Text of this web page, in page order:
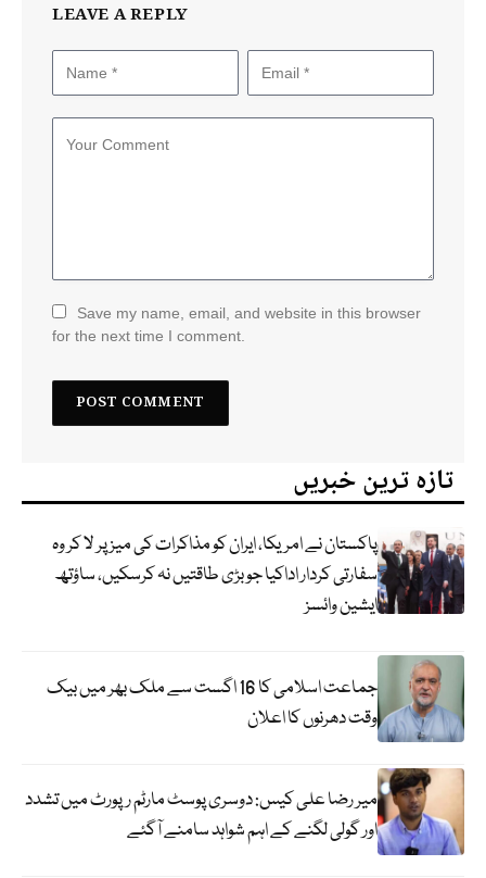
LEAVE A REPLY
Save my name, email, and website in this browser
for the next time I comment.
تازہ ترین خبریں
پاکستان نے امریکا، ایران کو مذاکرات کی میز پر لا کر وہ
سفارتی کردار اداکیا جو بڑی طاقتیں نہ کرسکیں، ساؤتھ
ایشین وائسز
جماعت اسلامی کا 16 اگست سے ملک بھر میں بیک
وقت دھرنوں کا اعلان
میر رضا علی کیس: دوسری پوسٹ مارٹم رپورٹ میں تشدد
اور گولی لگنے کے اہم شواہد سامنے آگئے